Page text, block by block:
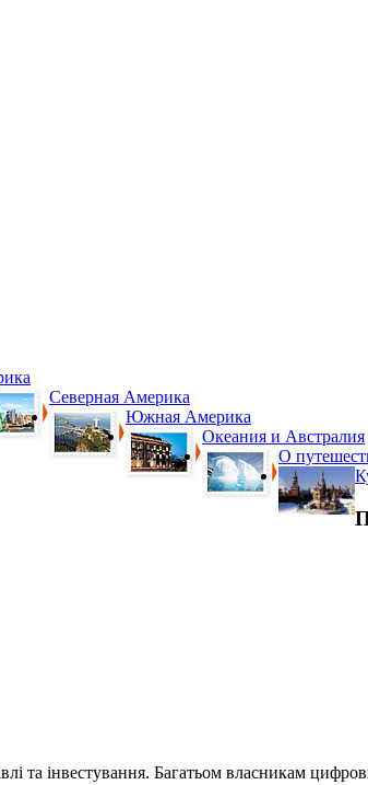
Северная Америка
Южная Америка
Океания и Австралия
О
та інвестування. Багатьом власникам